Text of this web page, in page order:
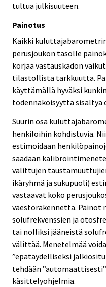
tultua julkisuuteen.
Painotus
Kaikki
perusjoukon tasolle
korjaa vastauskadon
tilastollista tarkkuutta.
käyttämällä hyväksi
todennäköisyyttä sisältyä
Suurin osa
henkilöihin kohdistuvia.
estimoidaan
saadaan
valittujen
ikäryhmä ja sukupuoli)
vastaavat koko
väestörakennetta. Painot
solufrekvenssien ja
tai nolliksi jääneistä
välittää. Menetelmää
”epätäydelliseksi
tehdään
käsittelyohjelmia.